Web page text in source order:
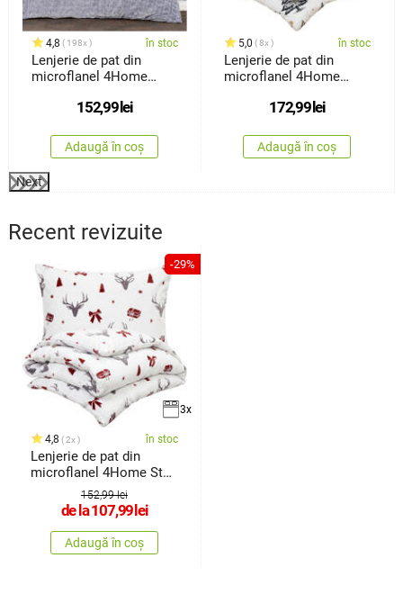
4,8 198x în stoc
Lenjerie de pat din
microflanel 4Home
x 90 cm152,99 lei
Adaugă în coș
5,0 8x în stoc
Lenjerie de pat din
microflanel 4Home
cm, 70 x 80 cm
172,99 lei
Adaugă în coș
Next
Recent revizuite
-29%
3x
4,8 2x în stoc
Lenjerie de pat din
microflanel 4Home Stag
152,99 lei
de la107,99lei
Adaugă în coș